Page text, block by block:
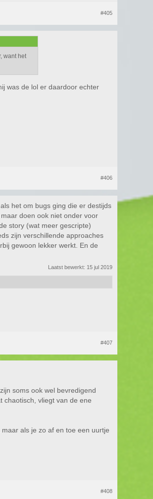
#405
want het
was de lol er daardoor echter
#406
het om bugs ging die er destijds
doen ook niet onder voor
story (wat meer gescripte)
zijn verschillende approaches
gewoon lekker werkt. En de
Laatst bewerkt: 15 jul 2019
#407
soms ook wel bevredigend
chaotisch, vliegt van de ene
als je zo af en toe een uurtje
#408